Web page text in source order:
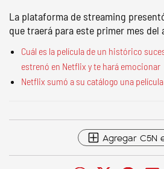
La plataforma de streaming
que traerá para este primer mes del
Cuál es la película de un histórico
estrenó en Netflix y te hará emocionar
Netflix sumó a su catálogo una
Agregar C5N